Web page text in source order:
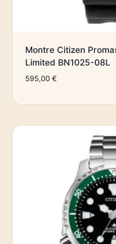
Montre Citizen
Limited BN1025-08L
595,00 €